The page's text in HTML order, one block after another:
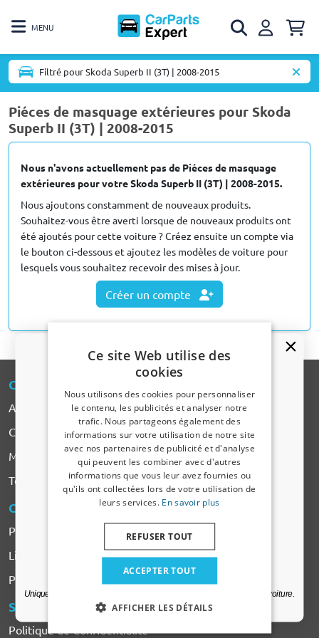
MENU
Filtré pour Skoda Superb II (3T) | 2008-2015
Piéces de masquage extérieures pour Skoda
Superb II (3T) | 2008-2015
Nous n'avons actuellement pas de Piéces de masquage
extérieures pour votre Skoda Superb II (3T) | 2008-2015.
Nous ajoutons constamment de nouveaux produits.
Souhaitez-vous être averti lorsque de nouveaux produits ont
été ajoutés pour cette voiture ? Créez ensuite un compte via
le bouton ci-dessous et ajoutez les modèles de voiture pour
lesquels vous souhaitez recevoir des mises à jour.
Créer un compte
CARPARTS
A propos de CarParts-Expert
Contact
Marques de voiture
Tous les Produits
COMMANDER & PAYER
Payer
Livraison & Frais de transport
Plaintes & Retours
SERVICES & CONDITIONS
Politique de Confidentialité
Ce site Web utilise des
cookies
Nous utilisons des cookies pour personnaliser
le contenu, les publicités et analyser notre
trafic. Nous partageons également des
informations sur votre utilisation de notre site
avec nos partenaires de publicité et d'analyse
qui peuvent les combiner avec d'autres
informations que vous leur avez fournies ou
qu'ils ont collectées lors de votre utilisation de
leurs services. En savoir plus
ACCEPTER TOUT
REFUSER TOUT
AFFICHER LES DÉTAILS
Un code de réduction de 5 % ?
Inscrivez-vous dès maintenant à notre
newsletter et profitez-en ! Votre code promo est
valable 3 jours.
Adresse email
Uniquement des mises à jour et des offres pertinentes pour votre voiture.